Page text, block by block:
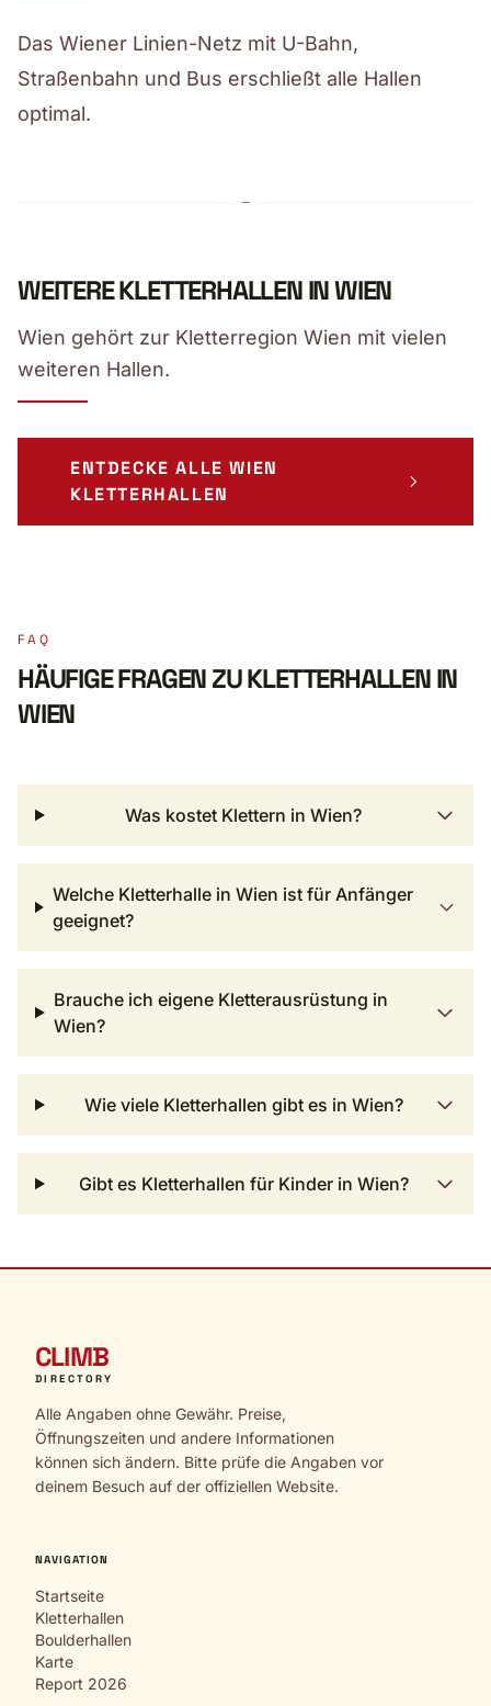
Das Wiener Linien-Netz mit U-Bahn,
Straßenbahn und Bus erschließt alle Hallen
optimal.
WEITERE KLETTERHALLEN IN WIEN
Wien gehört zur Kletterregion Wien mit vielen
weiteren Hallen.
ENTDECKE ALLE WIEN
KLETTERHALLEN
FAQ
HÄUFIGE FRAGEN ZU KLETTERHALLEN IN
WIEN
Was kostet Klettern in Wien?
Welche Kletterhalle in Wien ist für Anfänger
geeignet?
Brauche ich eigene Kletterausrüstung in
Wien?
Wie viele Kletterhallen gibt es in Wien?
Gibt es Kletterhallen für Kinder in Wien?
CLIMB
DIRECTORY
Alle Angaben ohne Gewähr. Preise,
Öffnungszeiten und andere Informationen
können sich ändern. Bitte prüfe die Angaben vor
deinem Besuch auf der offiziellen Website.
NAVIGATION
Startseite
Kletterhallen
Boulderhallen
Karte
Report 2026